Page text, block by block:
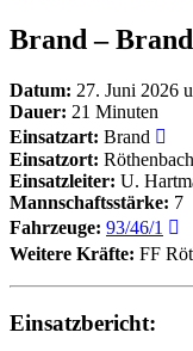
Brand –
Datum: 27. Juni 2026
Dauer: 21 Minuten
Einsatzart: Brand
Einsatzort:
Einsatzleiter: U.
Mannschaftsstärke: 7
Fahrzeuge: 93/46/1
Weitere Kräfte: FF
Einsatzbericht: